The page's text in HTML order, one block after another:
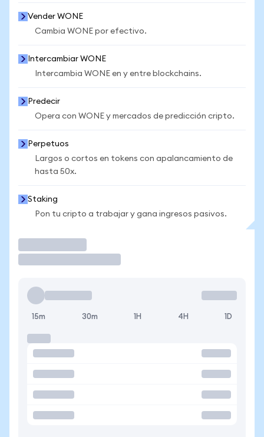
Vender WONE
Cambia WONE por efectivo.
Intercambiar WONE
Intercambia WONE en y entre blockchains.
Predecir
Opera con WONE y mercados de predicción cripto.
Perpetuos
Largos o cortos en tokens con apalancamiento de
hasta 50x.
Staking
Pon tu cripto a trabajar y gana ingresos pasivos.
15m 30m 1H 4H 1D